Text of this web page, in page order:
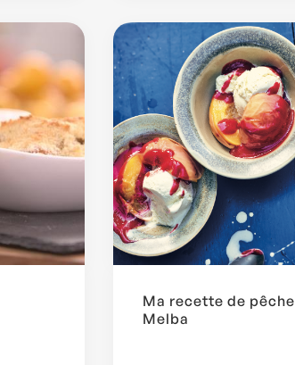
Ma recette de pêche
Melba